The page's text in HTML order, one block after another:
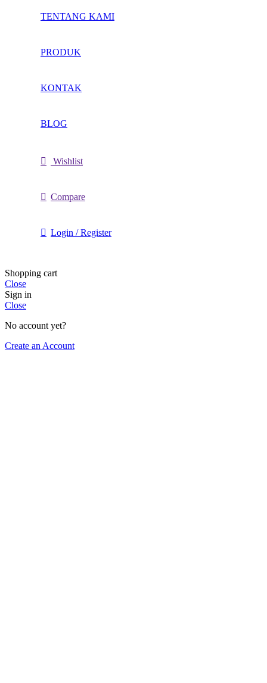
TENTANG KAMI
PRODUK
KONTAK
BLOG
Wishlist
Compare
Login / Register
Shopping cart
Close
Sign in
Close
No account yet?
Create an Account